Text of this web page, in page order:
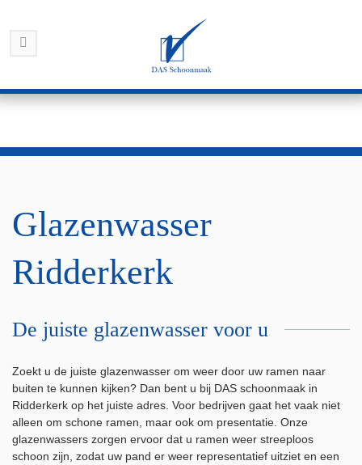
Glazenwasser
Ridderkerk
De juiste glazenwasser voor u
Zoekt u de juiste glazenwasser om weer door uw ramen naar
buiten te kunnen kijken? Dan bent u bij DAS schoonmaak in
Ridderkerk op het juiste adres. Voor bedrijven gaat het vaak niet
alleen om schone ramen, maar ook om presentatie. Onze
glazenwassers zorgen ervoor dat u ramen weer streeploos
schoon zijn, zodat uw pand er weer representatief uitziet en een